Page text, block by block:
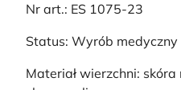
Nr art.: ES 1075-23
Status: Wyrób medyczny
Materiał wierzchni: